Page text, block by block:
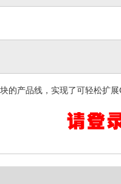
的产品线，实现了可轻松扩